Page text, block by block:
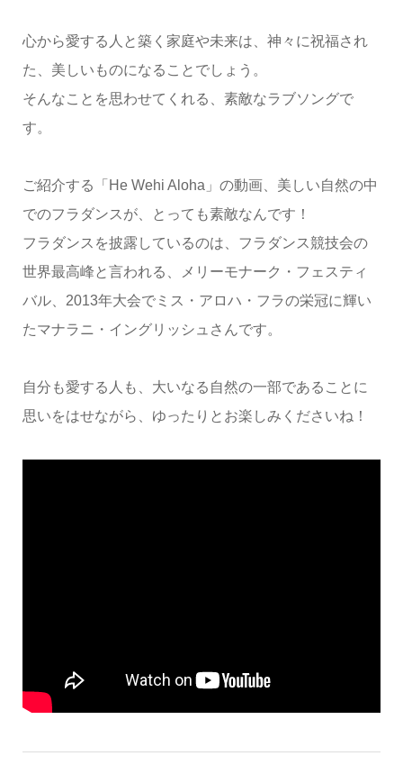
心から愛する人と築く家庭や未来は、神々に祝福され
た、美しいものになることでしょう。
そんなことを思わせてくれる、素敵なラブソングで
す。
ご紹介する「He Wehi Aloha」の動画、美しい自然の中
でのフラダンスが、とっても素敵なんです！
フラダンスを披露しているのは、フラダンス競技会の
世界最高峰と言われる、メリーモナーク・フェスティ
バル、2013年大会でミス・アロハ・フラの栄冠に輝い
たマナラニ・イングリッシュさんです。
自分も愛する人も、大いなる自然の一部であることに
思いをはせながら、ゆったりとお楽しみくださいね！